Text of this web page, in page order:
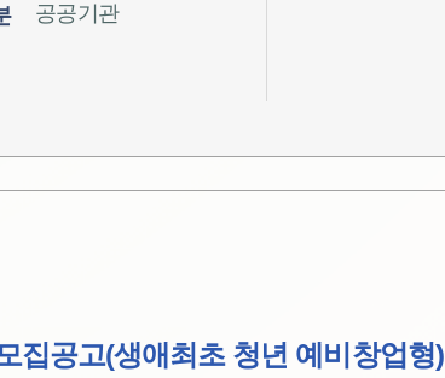
공공기관
집공고(생애최초 청년 예비창업형)